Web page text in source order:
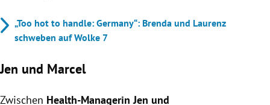
„Too hot to handle: Germany“: Brenda und Laurenz
schweben auf Wolke 7
Jen und Marcel
Zwischen Health-Managerin Jen und